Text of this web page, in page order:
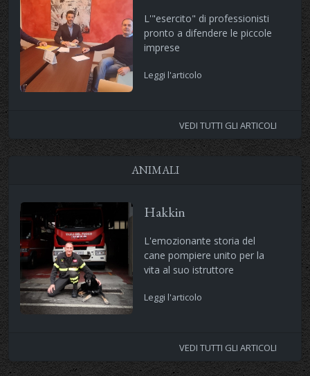
L'"esercito" di professionisti
pronto a difendere le piccole
imprese
Leggi l'articolo
VEDI TUTTI GLI ARTICOLI
ANIMALI
Hakkin
L'emozionante storia del
cane pompiere unito per la
vita al suo istruttore
Leggi l'articolo
VEDI TUTTI GLI ARTICOLI